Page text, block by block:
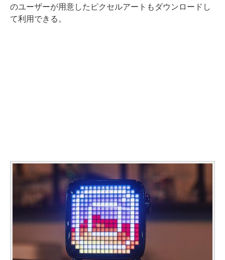
のユーザーが用意したピクセルアートもダウンロードし
て利用できる。